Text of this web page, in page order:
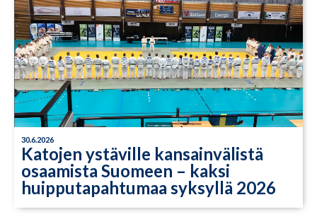
30.6.2026
Katojen ystäville kansainvälistä
osaamista Suomeen – kaksi
huipputapahtumaa syksyllä 2026